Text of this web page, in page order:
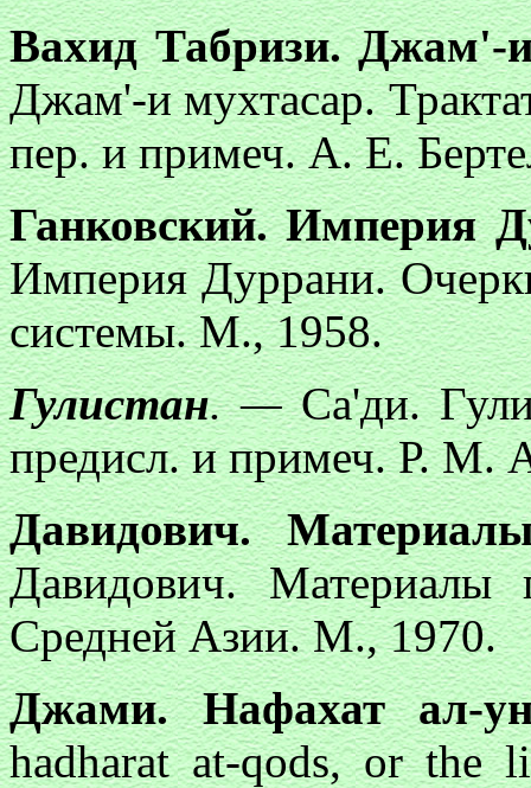
Вахид Табризи. Джам'-
Джам'-и мухтасар.
пер. и примеч. А. Е.
Ганковский. Империя
Империя Дуррани.
системы. М., 1958.
Гулистан. —Са'ди.
предисл. и примеч. Р. М.
Давидович.
Давидович. Материалы
Средней Азии. М., 1970.
Джами. Нафахат ал-
hadharat at-qods, or the